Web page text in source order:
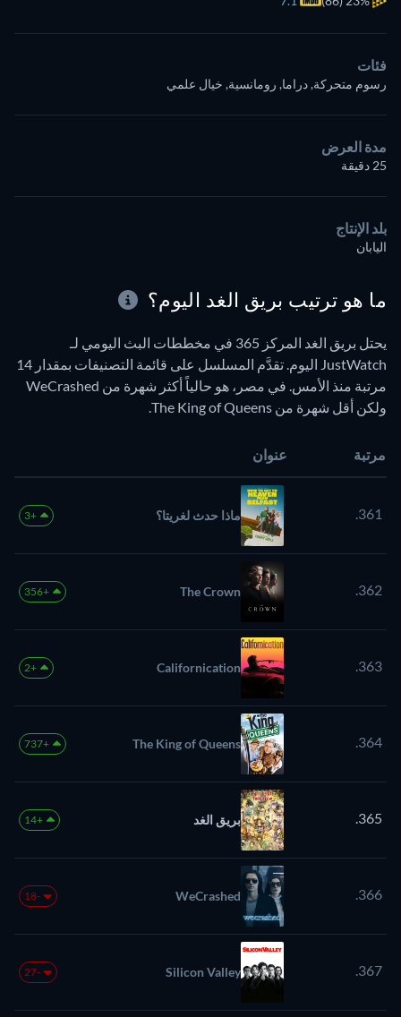
فئات
رسوم متحركة, دراما, رومانسية, خيال علمي
مدة العرض
25 دقيقة
بلد الإنتاج
اليابان
ما هو ترتيب بريق الغد اليوم؟
يحتل بريق الغد المركز 365 في مخططات البث اليومي لـ
JustWatch اليوم. تقدَّم المسلسل على قائمة التصنيفات بمقدار 14
مرتبة منذ الأمس. في مصر، هو حالياً أكثر شهرة من WeCrashed
ولكن أقل شهرة من The King of Queens.
مرتبة عنوان
361. ماذا حدث لغريتا؟ +3
362.
The Crown
+356
363.
Californication
+2
364.
The King of Queens
+737
365. بريق الغد +14
366.
WeCrashed
-18
367.
Silicon Valley
-27